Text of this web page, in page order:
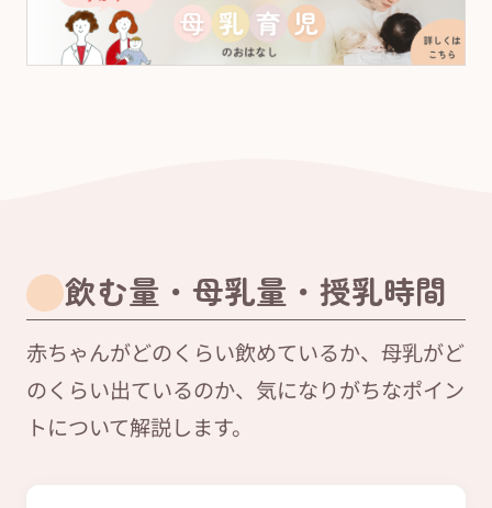
飲む量・母乳量・授乳時間
赤ちゃんがどのくらい飲めているか、母乳がど
のくらい出ているのか、気になりがちなポイン
トについて解説します。